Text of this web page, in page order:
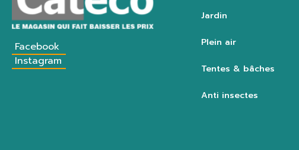
Facebook
Instagram
Jardin
Plein air
Tentes & bâches
Anti insectes